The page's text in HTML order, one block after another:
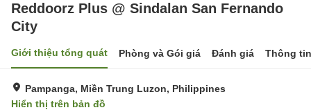
Reddoorz Plus @ Sindalan San Fernando
City
Giới thiệu tổng quát Phòng và Gói giá Đánh giá Thông
Pampanga, Miền Trung Luzon, Philippines
Hiển thị trên bản đồ